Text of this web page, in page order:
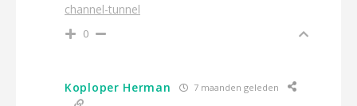
channel-tunnel
0
Koploper Herman 7 maanden geleden